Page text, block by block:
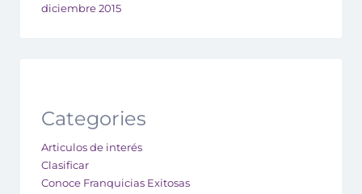
diciembre 2015
Categories
Articulos de interés
Clasificar
Conoce Franquicias Exitosas